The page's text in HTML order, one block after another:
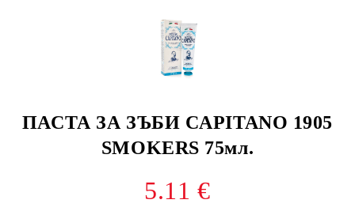
ПАСТА ЗА ЗЪБИ CAPITANO 1905
SMOKERS 75мл.
5.11 €